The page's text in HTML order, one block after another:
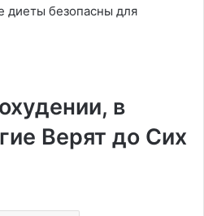
диеты безопасны для
в
Верят до Сих